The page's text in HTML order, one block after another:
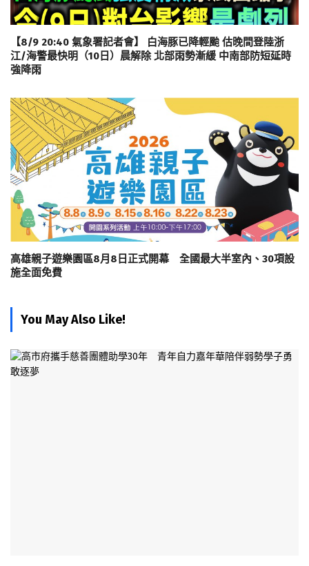
【8/9 20:40 氣象署記者會】 白海豚已降輕颱 估晚間登陸浙
江/海警最快明（10日）晨解除 北部雨勢漸緩 中南部防短延時
強降雨
高雄親子遊樂園區8月8日正式開幕 全國最大半室內、30項設
施全面免費
You May Also Like!